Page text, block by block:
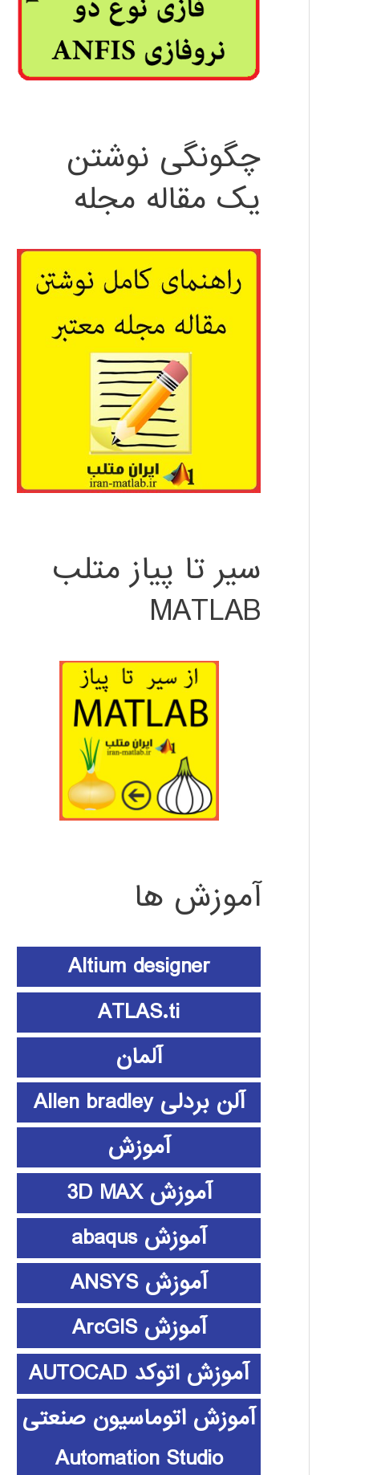
چگونگی نوشتن
یک مقاله مجله
سیر تا پیاز متلب
MATLAB
آموزش ها
Altium designer
ATLAS.ti
آلمان
آلن بردلی Allen bradley
آموزش
آموزش 3D MAX
آموزش abaqus
آموزش ANSYS
آموزش ArcGIS
آموزش اتوکد AUTOCAD
آموزش اتوماسیون صنعتی
Automation Studio